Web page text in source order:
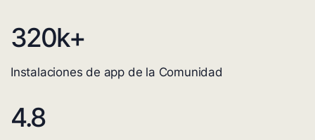
320k+
Instalaciones de app de la Comunidad
4.8